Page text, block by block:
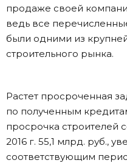
продаже своей
ведь все
были одними из
строительного рынка.
Растет просроченная
по полученным
просрочка строителей
2016 г. 55,1 млрд. руб.,
соответствующим